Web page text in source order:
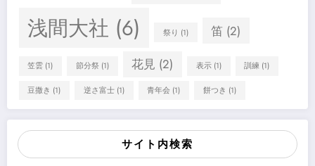
浅間大社 (6) 祭り (1) 笛 (2)
笠雲 (1) 節分祭(1) 花見 (2) 表示(1) 訓練 (1)
豆撒き (1) 逆さ富士(1) 青年会 (1) 餅つき (1)
サイト内検索